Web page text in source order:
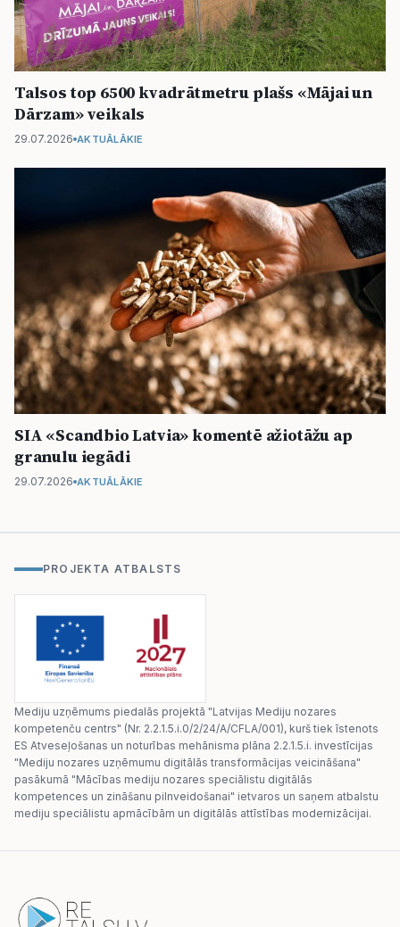
Talsos top 6500 kvadrātmetru plašs «Mājai un
Dārzam» veikals
29.07.2026 AKTUĀLĀKIE
SIA «Scandbio Latvia» komentē ažiotāžu ap
granulu iegādi
29.07.2026 AKTUĀLĀKIE
PROJEKTA ATBALSTS
Mediju uzņēmums piedalās projektā "Latvijas Mediju nozares
kompetenču centrs" (Nr. 2.2.1.5.i.0/2/24/A/CFLA/001), kurš tiek īstenots
ES Atveseļošanas un noturības mehānisma plāna 2.2.1.5.i. investīcijas
"Mediju nozares uzņēmumu digitālās transformācijas veicināšana"
pasākumā "Mācības mediju nozares speciālistu digitālās
kompetences un zināšanu pilnveidošanai" ietvaros un saņem atbalstu
mediju speciālistu apmācībām un digitālās attīstības modernizācijai.